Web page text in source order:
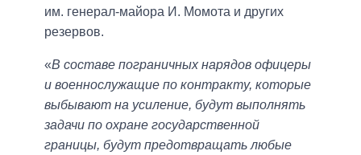
им. генерал-майора И. Момота и других
резервов.
«В составе пограничных нарядов офицеры
и военнослужащие по контракту, которые
выбывают на усиление, будут выполнять
задачи по охране государственной
границы, будут предотвращать любые